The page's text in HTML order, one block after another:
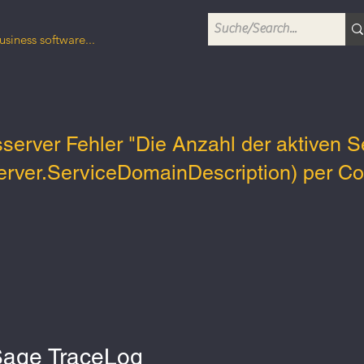
software...
Fehler "Die Anzahl der aktiven
per
TraceLog